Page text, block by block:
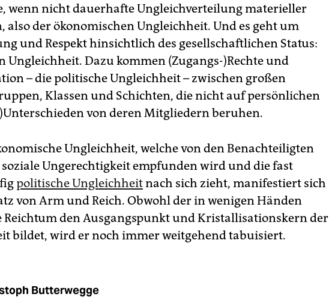
wenn nicht dauerhafte Ungleichverteilung materieller
also der ökonomischen Ungleichheit. Und es geht um
und Respekt hinsichtlich des gesellschaftlichen Status:
Ungleichheit. Dazu kommen (Zugangs-)Rechte und
– die politische Ungleichheit – zwischen großen
Klassen und Schichten, die nicht auf persönlichen
von deren Mitgliedern beruhen.
Ungleichheit, welche von den Benachteiligten
Ungerechtigkeit empfunden wird und die fast
politische Ungleichheit nach sich zieht, manifestiert sich
von Arm und Reich. Obwohl der in wenigen Händen
den Ausgangspunkt und Kristallisationskern der
bildet, wird er noch immer weitgehend tabuisiert.
Butterwegge